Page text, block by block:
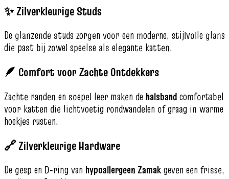
✨ Zilverkleurige Studs
De glanzende studs zorgen voor een moderne, stijlvolle glans
die past bij zowel speelse als elegante katten.
🪶 Comfort voor Zachte Ontdekkers
Zachte randen en soepel leer maken de halsbandcomfortabel
voor katten die lichtvoetig rondwandelen of graag in warme
hoekjes rusten.
🔗 Zilverkleurige Hardware
De gesp en D‑ring van hypoallergeen Zamakgeven een frisse,